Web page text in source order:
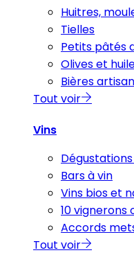
Huitres,
Tielles
Petits pâtés
Olives et
Bières
Tout voir
Vins
Bars à vin
Vins bios et
10 vignerons
Accords
Tout voir